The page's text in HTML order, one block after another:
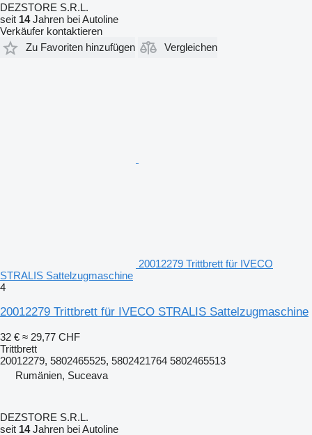
DEZSTORE S.R.L.
seit 14Jahren bei Autoline
Verkäufer kontaktieren
Zu Favoriten hinzufügen
Vergleichen
20012279 Trittbrett für IVECO
STRALIS Sattelzugmaschine
4
20012279 Trittbrett für IVECO STRALIS Sattelzugmaschine
32 € ≈ 29,77 CHF
Trittbrett
20012279, 5802465525, 5802421764 5802465513
Rumänien, Suceava
DEZSTORE S.R.L.
seit 14Jahren bei Autoline